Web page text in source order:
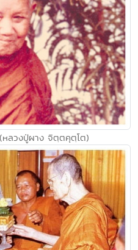
หลวงปู่ผาง จิตฺตคุตฺโต)